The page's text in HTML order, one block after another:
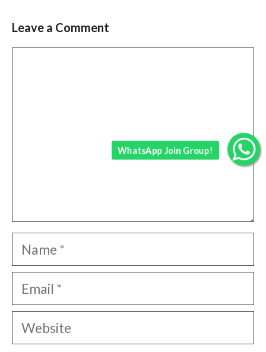
Leave a Comment
Name
Email
Website
WhatsApp Join Group!